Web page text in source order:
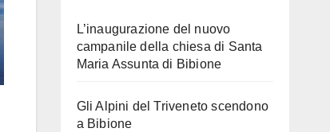
L’inaugurazione del nuovo
campanile della chiesa di Santa
Maria Assunta di Bibione
Gli Alpini del Triveneto scendono
a Bibione